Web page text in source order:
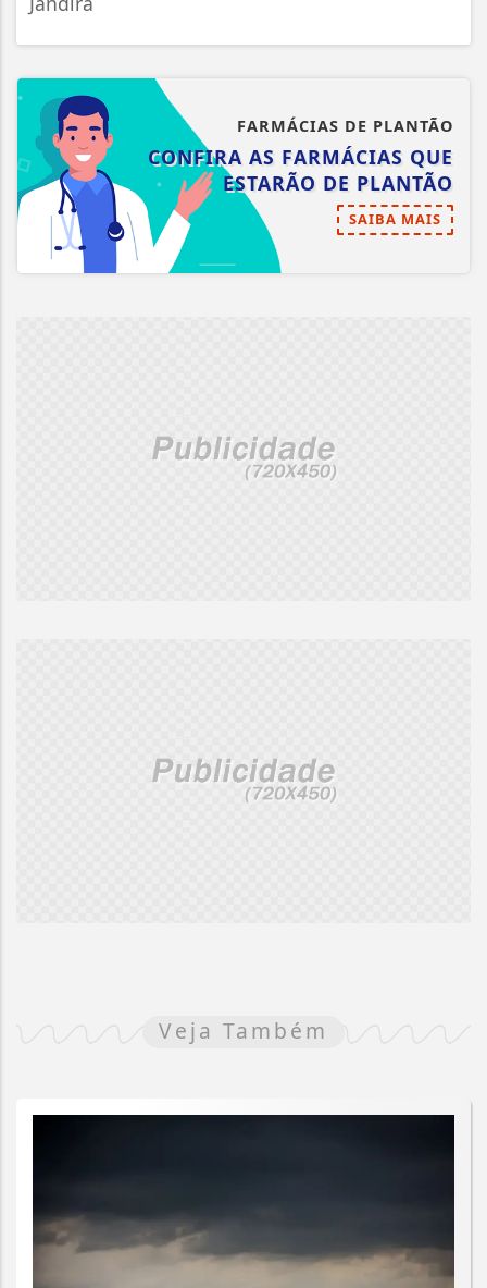
FARMÁCIAS DE PLANTÃO
CONFIRA AS FARMÁCIAS QUE
ESTARÃO DE PLANTÃO
SAIBA MAIS
Veja Também